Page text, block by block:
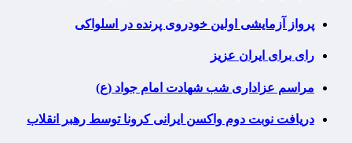
پرواز آزمایشی اولین خودروی پرنده در اسلواکی
رای برای ایران عزیز
مراسم عزاداری شب شهادت امام جواد (ع)
دریافت نوبت دوم واکسن ایرانی کرونا توسط رهبر انقلاب